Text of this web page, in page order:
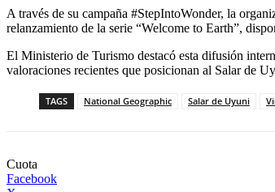
A través de su campaña #StepIntoWonder, la
relanzamiento de la serie “Welcome to Earth”,
El Ministerio de Turismo destacó esta difusión
valoraciones recientes que posicionan al Salar de
TAGS National Geographic Salar de Uyuni
Cuota
Facebook